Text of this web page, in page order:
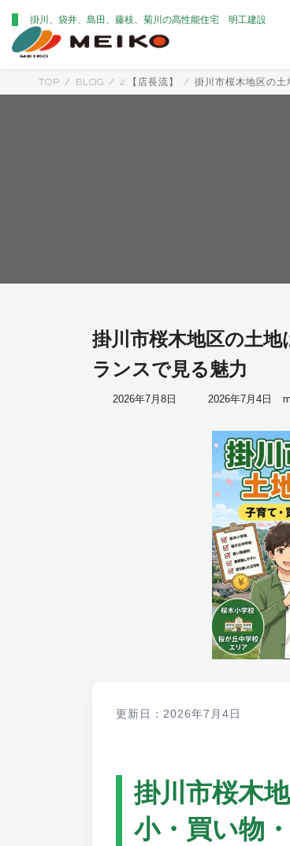
掛川、袋井、島田、藤枝、菊川の高性能住宅 明工建設
TOP BLOG 2.【店長流】 掛川市桜木地区の
掛川市桜木地区の土
ランスで見る魅力
2026年7月8日
最
更
新
時
2026年7月4日
更新日：2026年7月4日
掛川市桜木
小・買い物